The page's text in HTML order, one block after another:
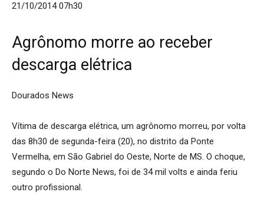
21/10/2014 07h30
Agrônomo morre ao receber
descarga elétrica
Dourados News
Vítima de descarga elétrica, um agrônomo morreu, por volta
das 8h30 de segunda-feira (20), no distrito da Ponte
Vermelha, em São Gabriel do Oeste, Norte de MS. O choque,
segundo o Do Norte News, foi de 34 mil volts e ainda feriu
outro profissional.